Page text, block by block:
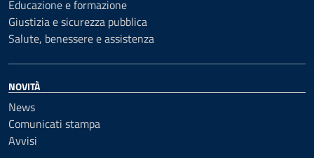
Educazione e formazione
Giustizia e sicurezza pubblica
Salute, benessere e assistenza
NOVITÀ
News
Comunicati stampa
Avvisi